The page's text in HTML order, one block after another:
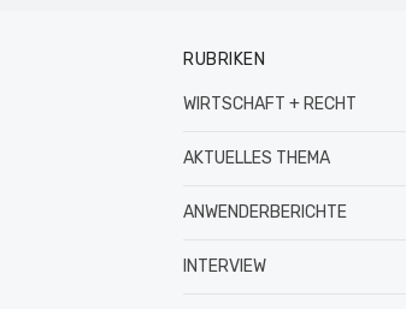
RUBRIKEN
WIRTSCHAFT + RECHT
AKTUELLES THEMA
ANWENDERBERICHTE
INTERVIEW